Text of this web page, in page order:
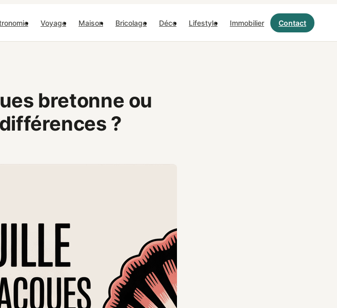
Voyage Maison Bricolage Déco Lifestyle Immobilier Contact
bretonne ou
?